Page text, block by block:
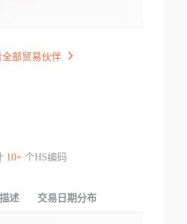
全部贸易伙伴
10+个HS编码
述 交易日期分布